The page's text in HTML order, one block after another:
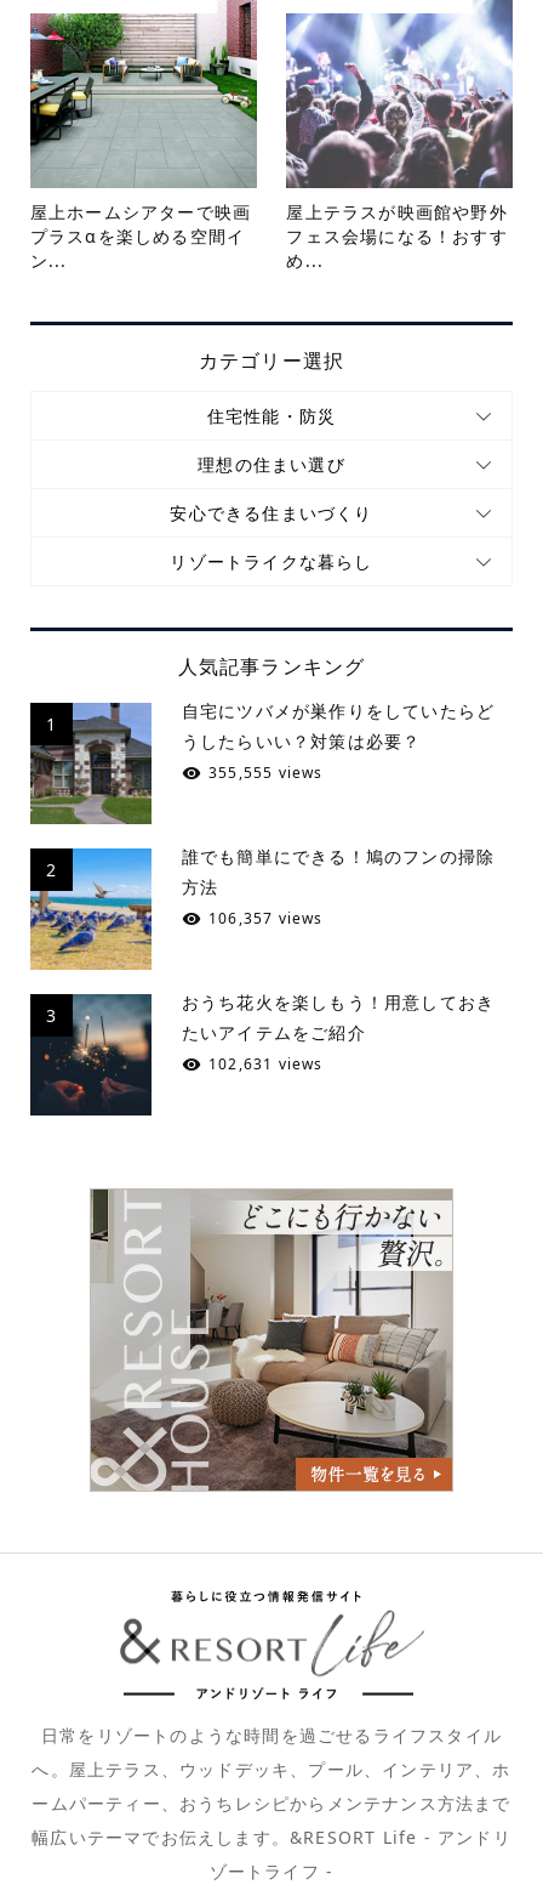
屋上ホームシアターで映画
プラスαを楽しめる空間イ
ン...
屋上テラスが映画館や野外
フェス会場になる！おすす
め...
カテゴリー選択
住宅性能・防災
理想の住まい選び
安心できる住まいづくり
リゾートライクな暮らし
人気記事ランキング
1
自宅にツバメが巣作りをしていたらど
うしたらいい？対策は必要？
355,555 views
2
誰でも簡単にできる！鳩のフンの掃除
方法
106,357 views
3
おうち花火を楽しもう！用意しておき
たいアイテムをご紹介
102,631 views
日常をリゾートのような時間を過ごせるライフスタイル
へ。屋上テラス、ウッドデッキ、プール、インテリア、ホ
ームパーティー、おうちレシピからメンテナンス方法まで
幅広いテーマでお伝えします。&RESORT Life - アンドリ
ゾートライフ -